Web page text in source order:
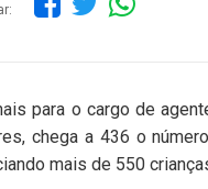
para o cargo de
chega a 436 o
mais de 550